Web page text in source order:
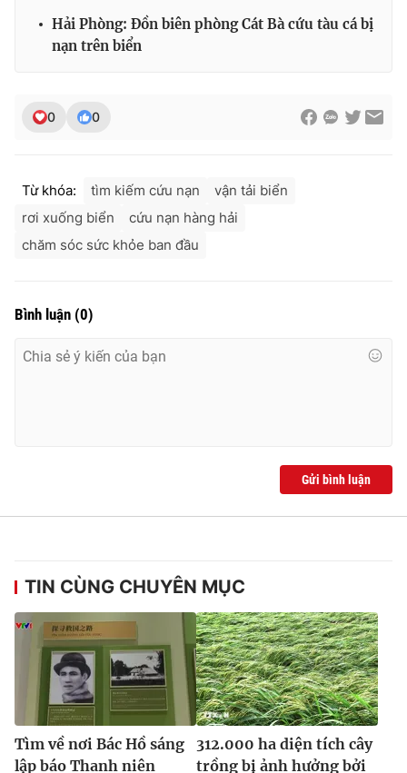
Cơ quan chủ quản: Đài Truyền hình Việt Nam
Cơ quan báo chí:Thời báo VTV
Tổng Biên tập:
Phó Tổng Biên tập:
Nguyễn Thị Mỹ Hạnh, Phạm Quốc Thắng,
Nguyễn Trọng Ninh
® Cấm sao chép dưới mọi hình thức nếu không có sự chấp
thuận bằng văn bản. Ghi rõ nguồn VTV.vn khi phát hành lại
thông tin từ website này.
Hải Phòng: Đồn biên phòng Cát Bà cứu tàu cá bị
nạn trên biển
0 0
Từ khóa: tìm kiếm cứu nạn
vận tải biển
rơi xuống biển
cứu nạn hàng hải
chăm sóc sức khỏe ban đầu
Bình luận (0)
Gửi bình luận
TIN CÙNG CHUYÊN MỤC
Tìm về nơi Bác Hồ sáng
lập báo Thanh niên
312.000 ha diện tích cây
trồng bị ảnh hưởng bởi